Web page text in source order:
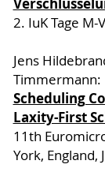
2. IuK Tage M-
Jens
Timmermann:
Scheduling
Laxity-First
11th
York, England,